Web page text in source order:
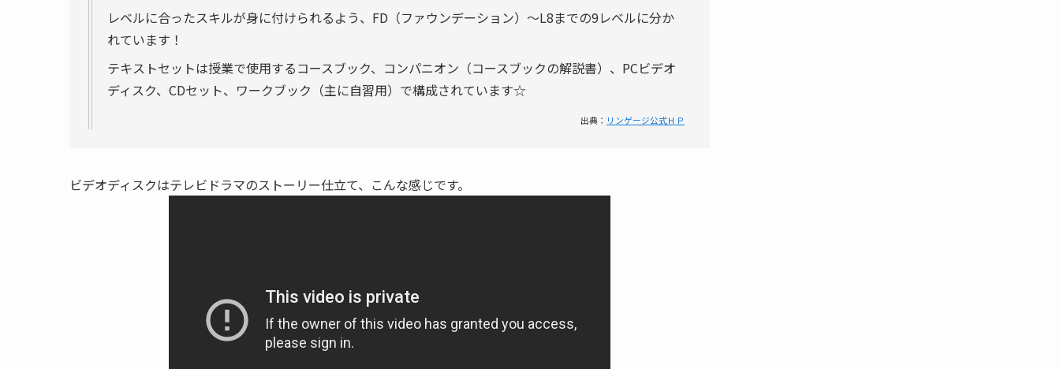
レベルに合ったスキルが身に付けられるよう、FD（ファウンデーション）～L8までの9レベルに分か
れています！
テキストセットは授業で使用するコースブック、コンパニオン（コースブックの解説書）、PCビデオ
ディスク、CDセット、ワークブック（主に自習用）で構成されています☆
出典： リンゲージ公式ＨＰ
ビデオディスクはテレビドラマのストーリー仕立て、こんな感じです。